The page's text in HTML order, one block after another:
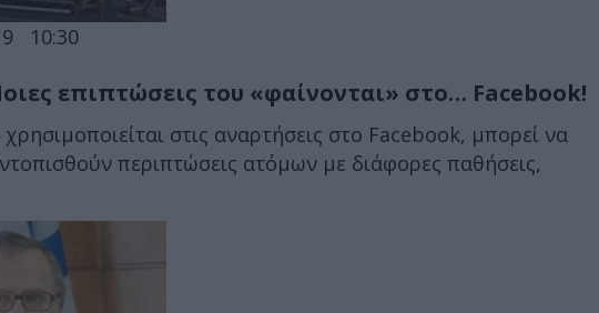
10:30
επιπτώσεις του «φαίνονται» στο… Facebook!
στις αναρτήσεις στο Facebook, μπορεί να
περιπτώσεις ατόμων με διάφορες παθήσεις,